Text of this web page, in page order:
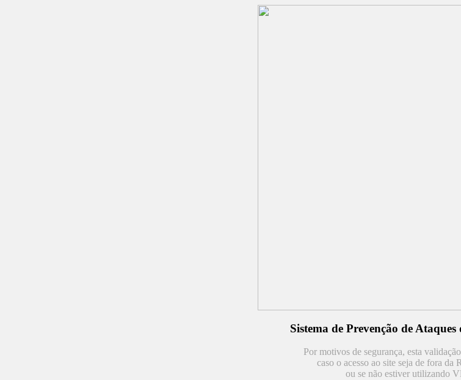
Sistema de Prevenção de
Por motivos de segurança, esta
caso o acesso ao site seja de fora da
ou se não estiver utilizando